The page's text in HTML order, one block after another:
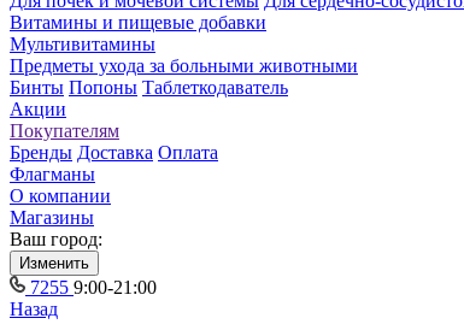
Витамины и пищевые добавки
Мультивитамины
Предметы ухода за больными животными
Бинты Попоны Таблеткодаватель
Акции
Покупателям
Бренды Доставка Оплата
Флагманы
О компании
Магазины
Ваш город:
Изменить
7255 9:00-21:00
Назад